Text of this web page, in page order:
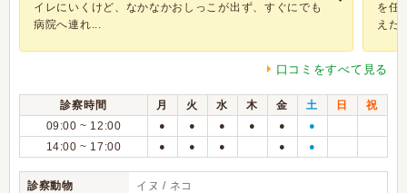
イレにいくけど、なかなかおしっこが出ず、すぐにでも
病院へ連れ...
を任
えた
口コミをすべて見る
診察時間 月 火 水 木 金 土 日
祝
09:00 ~ 12:00
● ● ● ● ● ●
14:00 ~ 17:00 ● ● ● ● ●
診察動物 イヌ / ネコ